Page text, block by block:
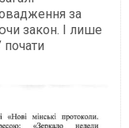
за
закон. І лише